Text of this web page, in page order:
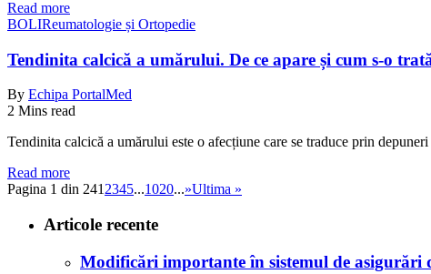
Read more
BOLIReumatologie și Ortopedie
Tendinita calcică a umărului. De ce apare și cum s-o
By Echipa PortalMed
2 Mins read
Tendinita calcică a umărului este o afecțiune care se traduce prin
Read more
Pagina 1 din 241 2345...1020...»Ultima »
Articole recente
Modificări importante în sistemul de asigurări